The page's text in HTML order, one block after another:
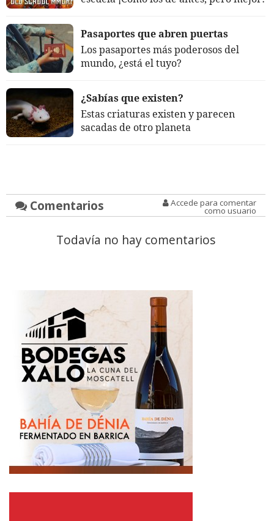
Pasaportes que abren puertas
Los pasaportes más poderosos del
mundo, ¿está el tuyo?
¿Sabías que existen?
Estas criaturas existen y parecen
sacadas de otro planeta
Comentarios Accede para comentar
como usuario
Todavía no hay comentarios